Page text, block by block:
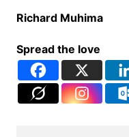
Richard Muhima
Spread the love